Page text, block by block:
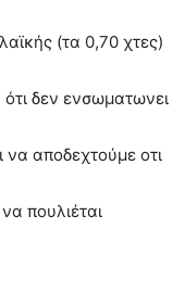
(τα 0,70 χτες)
ότι δεν ενσωματωνει
αποδεχτούμε οτι
πουλιέται